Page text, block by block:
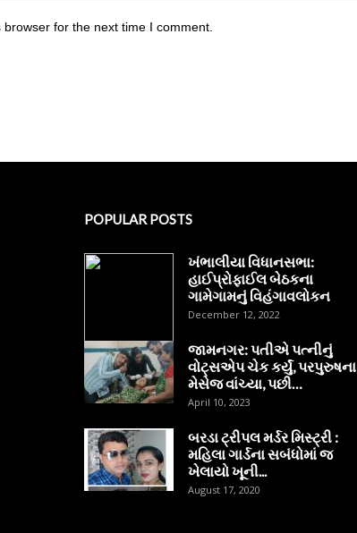
for the next time I comment.
POPULAR POSTS
ખંભાલીયા વિધાનસભા:
હાઈપ્રોફાઈલ બેઠકના
ગામેગામનું વિહંગાવલોકન
December 12, 2022
જામનગર: પતીએ પત્નીનું
વોટ્સએપ ચેક કર્યું, પરપુરુષના
મેસેજ વાંચ્યા, પછી…
April 10, 2023
બરડા ટ્રીપલ મર્ડર મિસ્ટ્રી :
મહિલા ગાર્ડના સબંધોમાં જ
ખેલાયો ખૂની...
August 17, 2020